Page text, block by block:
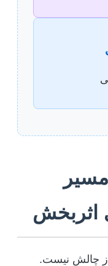
اثربخش
از چالش نیست.